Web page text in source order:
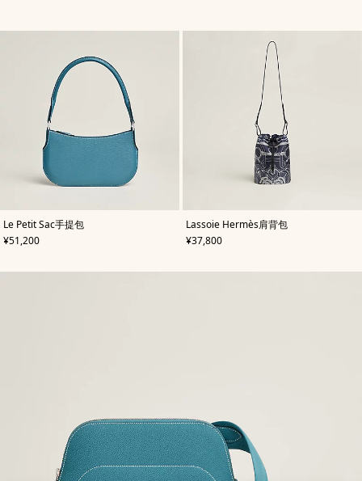
Le Petit Sac手提包
,颜
色:
蓝
,
价格
¥51,200
Lassoie Hermès肩背包
, 颜
色:
蓝
,
价格
¥37,800